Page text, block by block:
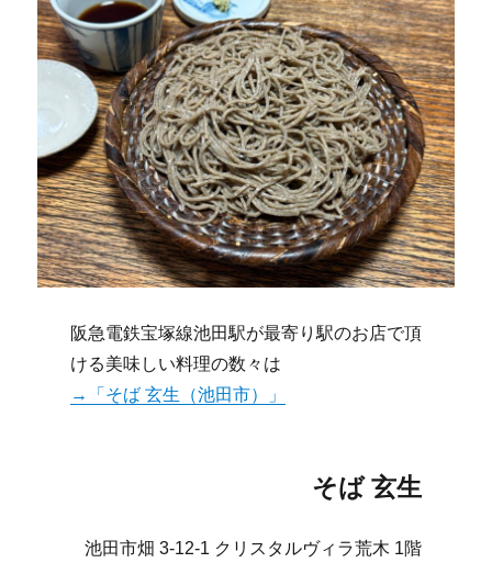
阪急電鉄宝塚線池田駅が最寄り駅のお店で頂
ける美味しい料理の数々は
→「そば 玄生（池田市）」
そば 玄生
池田市畑 3-12-1 クリスタルヴィラ荒木 1階